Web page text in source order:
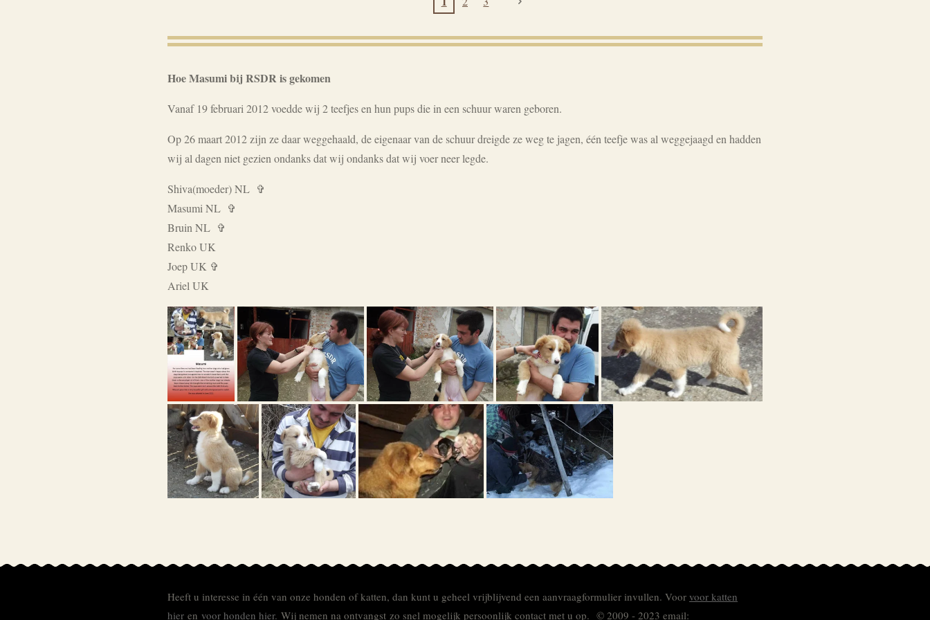
Hoe Masumi bij RSDR is gekomen
Vanaf 19 februari 2012 voedde wij 2 teefjes en hun pups die in een schuur waren geboren.
Op 26 maart 2012 zijn ze daar weggehaald, de eigenaar van de schuur dreigde ze weg te jagen, één teefje was al weggejaagd en hadden
wij al dagen niet gezien ondanks dat wij ondanks dat wij voer neer legde.
Shiva(moeder) NL ✞
Masumi NL ✞
Bruin NL ✞
Renko UK
Joep UK ✞
Ariel UK
Heeft u interesse in één van onze honden of katten, dan kunt u geheel vrijblijvend een aanvraagformulier invullen. Voor voor katten
hier en voor honden hier. Wij nemen na ontvangst zo snel mogelijk persoonlijk contact met u op. © 2009 - 2023 email: